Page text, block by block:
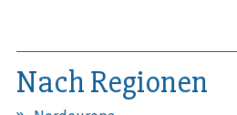
Nach Regionen